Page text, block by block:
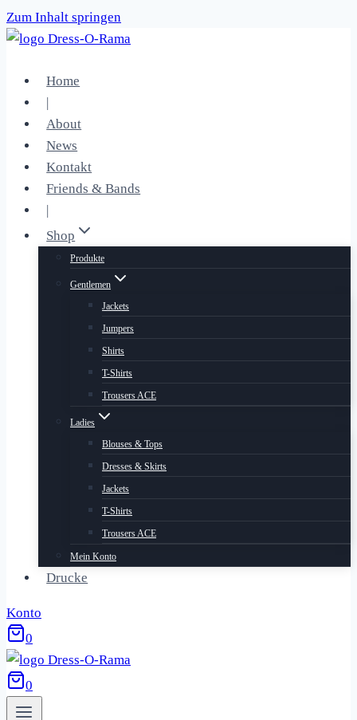
Zum Inhalt springen
Home
|
About
News
Kontakt
Friends & Bands
|
Shop
Produkte
Gentlemen
Jackets
Jumpers
Shirts
T-Shirts
Trousers ACE
Ladies
Blouses & Tops
Dresses & Skirts
Jackets
T-Shirts
Trousers ACE
Mein Konto
Drucke
Konto
0
0